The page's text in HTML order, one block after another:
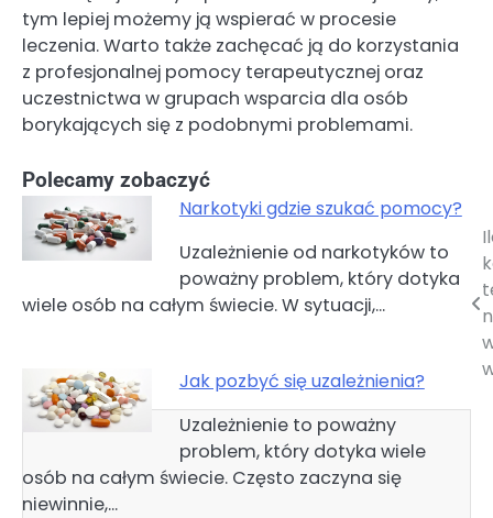
tym lepiej możemy ją wspierać w procesie
leczenia. Warto także zachęcać ją do korzystania
z profesjonalnej pomocy terapeutycznej oraz
uczestnictwa w grupach wsparcia dla osób
borykających się z podobnymi problemami.
Polecamy zobaczyć
Narkotyki gdzie szukać pomocy?
Uzależnienie od narkotyków to
poważny problem, który dotyka
wiele osób na całym świecie. W sytuacji,…
Jak pozbyć się uzależnienia?
Uzależnienie to poważny
problem, który dotyka wiele
osób na całym świecie. Często zaczyna się
niewinnie,…
Nawigacja